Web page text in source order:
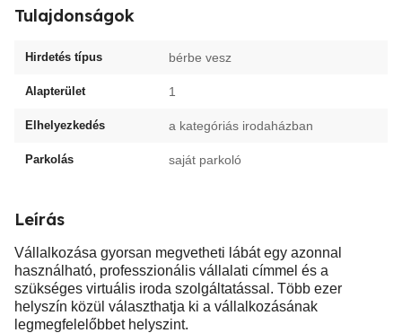
Tulajdonságok
Hirdetés típus bérbe vesz
Alapterület 1
Elhelyezkedés a kategóriás irodaházban
Parkolás saját parkoló
Leírás
Vállalkozása gyorsan megvetheti lábát egy azonnal
használható, professzionális vállalati címmel és a
szükséges virtuális iroda szolgáltatással. Több ezer
helyszín közül választhatja ki a vállalkozásának
legmegfelelőbbet helyszint.